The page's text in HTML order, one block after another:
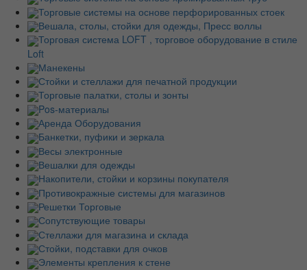
Торговые системы на основе перфорированных стоек
Вешала, столы, стойки для одежды, Пресс воллы
Торговая система LOFT , торговое оборудование в стиле
Loft
Манекены
Стойки и стеллажи для печатной продукции
Торговые палатки, столы и зонты
Pos-материалы
Аренда Оборудования
Банкетки, пуфики и зеркала
Весы электронные
Вешалки для одежды
Накопители, стойки и корзины покупателя
Противокражные системы для магазинов
Решетки Торговые
Сопутствующие товары
Стеллажи для магазина и склада
Стойки, подставки для очков
Элементы крепления к стене